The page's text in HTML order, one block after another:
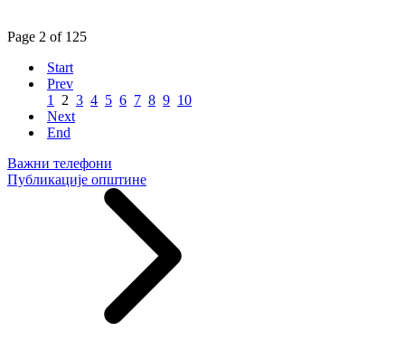
Page 2 of 125
Start
Prev
1
2 3 4 5 6 7 8 9 10
Next
End
Важни телефони
Публикације општине